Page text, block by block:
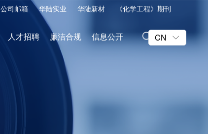
公司邮箱 华陆实业 华陆新材 《化学工程》期刊
人才招聘 廉洁合规 信息公开 ꀅ
CN